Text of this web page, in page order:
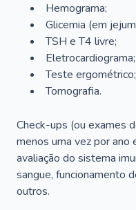
Hemograma;
Glicemia (em
TSH e T4 livre;
Eletrocardiograma;
Teste ergométrico;
Tomografia.
Check-ups (ou exames
menos uma vez por ano
avaliação do sistema
sangue, funcionamento
outros.